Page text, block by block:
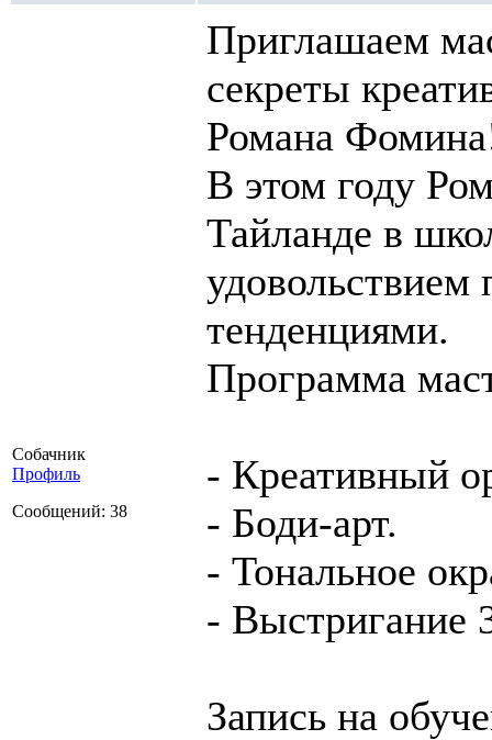
Собачник
Профиль
Сообщений: 38
Приглашаем
секреты
Романа
В этом году
Тайланде в
тенденциями.
Программа
- Креативный
- Боди-арт.
- Тональное
- Выстригание
Запись на